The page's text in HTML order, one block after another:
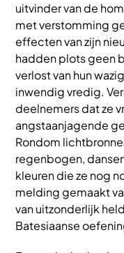
uitvinder van de
met verstomming
effecten van zijn
hadden plots geen
verlost van hun
inwendig vredig.
deelnemers dat ze
angstaanjagende
Rondom
regenbogen,
kleuren die ze nog
melding gemaakt
van uitzonderlijk
Batesiaanse